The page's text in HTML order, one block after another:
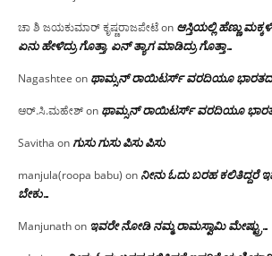
ಚಾ ಶಿ ಜಯಕುಮಾರ್ ಕೃಷ್ಣರಾಜಪೇಟೆon ಆಸ್ತಿಯಲ್ಲಿ ಹೆಣ್ಣು
ಏನು ಹೇಳಿದ್ರು ಗೊತ್ತಾ, ಏನ್ ತ್ಯಾಗ ಮಾಡಿದ್ರು ಗೊತ್ತಾ…
Nagashtee on ಥಾಮ್ಸನ್ ರಾಯಿಟರ್ಸ್ ವರದಿಯೂ
ಆರ್.ಸಿ.ಮಹೇಶ್on ಥಾಮ್ಸನ್ ರಾಯಿಟರ್ಸ್ ವರದಿಯೂ
Savitha onಗುಸು ಗುಸು ಪಿಸು ಪಿಸು
manjula(roopa babu) on ನೀನು ಓದು ಬರಹ
ಬೇಕು…
Manjunathon ಇವರೇ‌ ನೋಡಿ‌ ನಮ್ಮ‌ ರಾಮಸ್ವಾಮಿ ಮೇಷ್ಟ್ರು…